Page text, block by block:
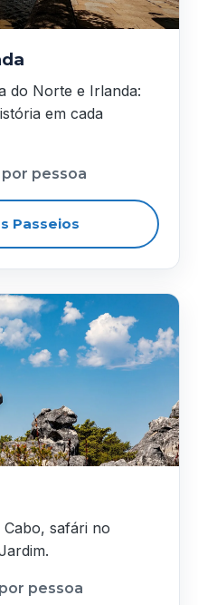
do Norte e Irlanda:
em cada
por pessoa
Passeios
safári no
por pessoa